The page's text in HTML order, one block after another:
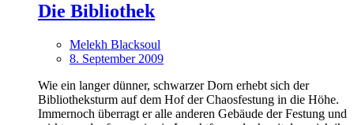
Die Bibliothek
Melekh Blacksoul
8. September 2009
Wie ein langer dünner, schwarzer Dorn erhebt sich der
Bibliotheksturm auf dem Hof der Chaosfestung in die Höhe.
Immernoch überragt er alle anderen Gebäude der Festung und